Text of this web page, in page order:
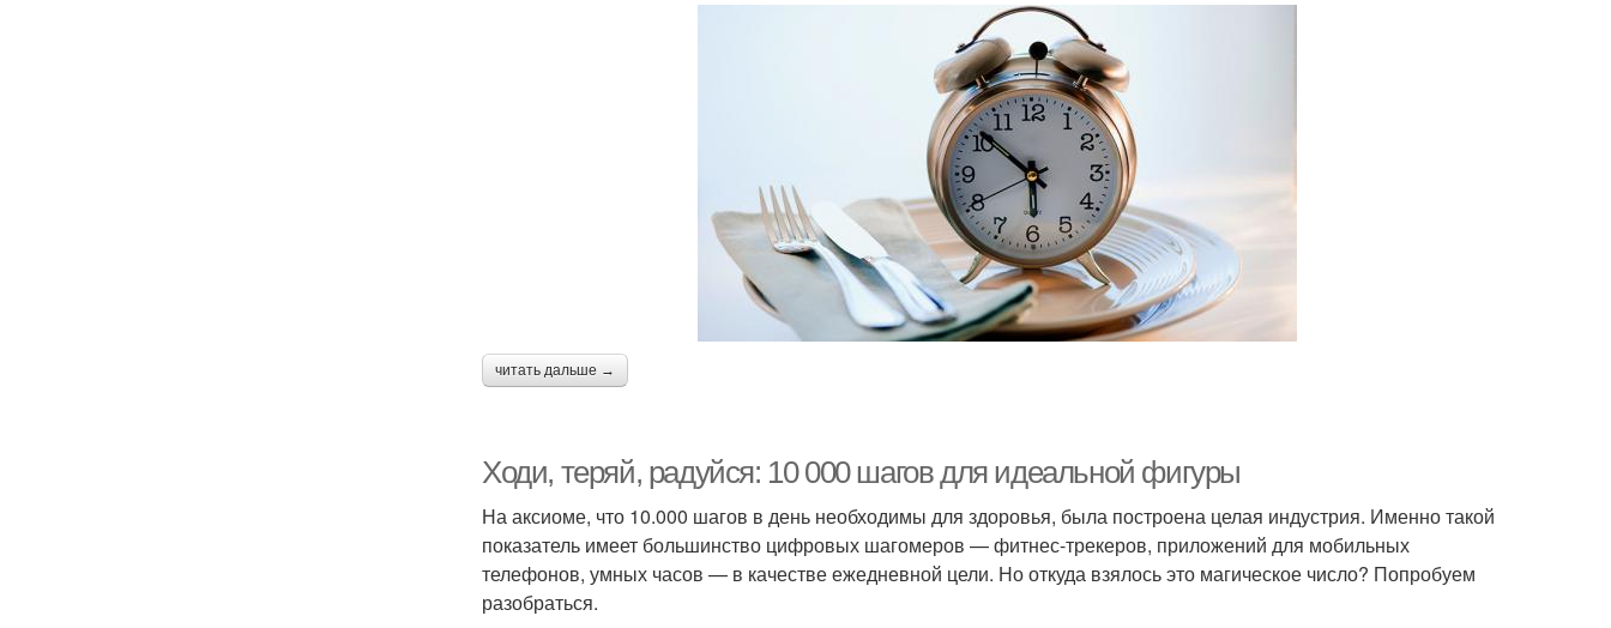
читать дальше →
Ходи, теряй, радуйся: 10 000 шагов для идеальной фигуры
На аксиоме, что 10.000 шагов в день необходимы для здоровья, была построена целая индустрия. Именно такой
показатель имеет большинство цифровых шагомеров — фитнес-трекеров, приложений для мобильных
телефонов, умных часов — в качестве ежедневной цели. Но откуда взялось это магическое число? Попробуем
разобраться.